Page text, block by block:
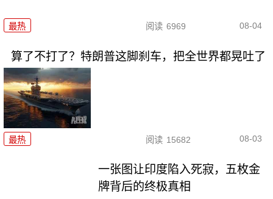
最热 阅读 6969 08-04
算了不打了？特朗普这脚刹车，把全世界都晃吐了
最热 阅读 15682 08-03
一张图让印度陷入死寂，五枚金
牌背后的终极真相